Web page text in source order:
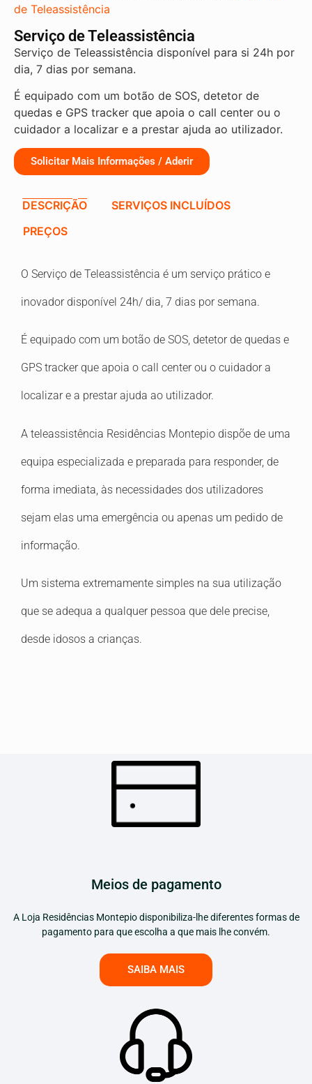
de Teleassistência
Serviço de Teleassistência
Serviço de Teleassistência disponível para si 24h por
dia, 7 dias por semana.
É equipado com um botão de SOS, detetor de
quedas e GPS tracker que apoia o call center ou o
cuidador a localizar e a prestar ajuda ao utilizador.
Solicitar Mais Informações / Aderir
DESCRIÇÃO
SERVIÇOS INCLUÍDOS
PREÇOS
O Serviço de Teleassistência é um serviço prático e
inovador disponível 24h/ dia, 7 dias por semana.
É equipado com um botão de SOS, detetor de quedas e
GPS tracker que apoia o call center ou o cuidador a
localizar e a prestar ajuda ao utilizador.
A teleassistência Residências Montepio dispõe de uma
equipa especializada e preparada para responder, de
forma imediata, às necessidades dos utilizadores
sejam elas uma emergência ou apenas um pedido de
informação.
Um sistema extremamente simples na sua utilização
que se adequa a qualquer pessoa que dele precise,
desde idosos a crianças.
Meios de pagamento
A Loja Residências Montepio disponibiliza-lhe diferentes formas de
pagamento para que escolha a que mais lhe convém.
SAIBA MAIS